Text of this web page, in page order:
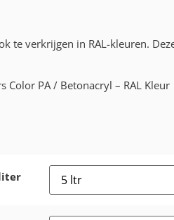
te verkrijgen in RAL-kleuren.
Color PA / Betonacryl – RAL Kleur